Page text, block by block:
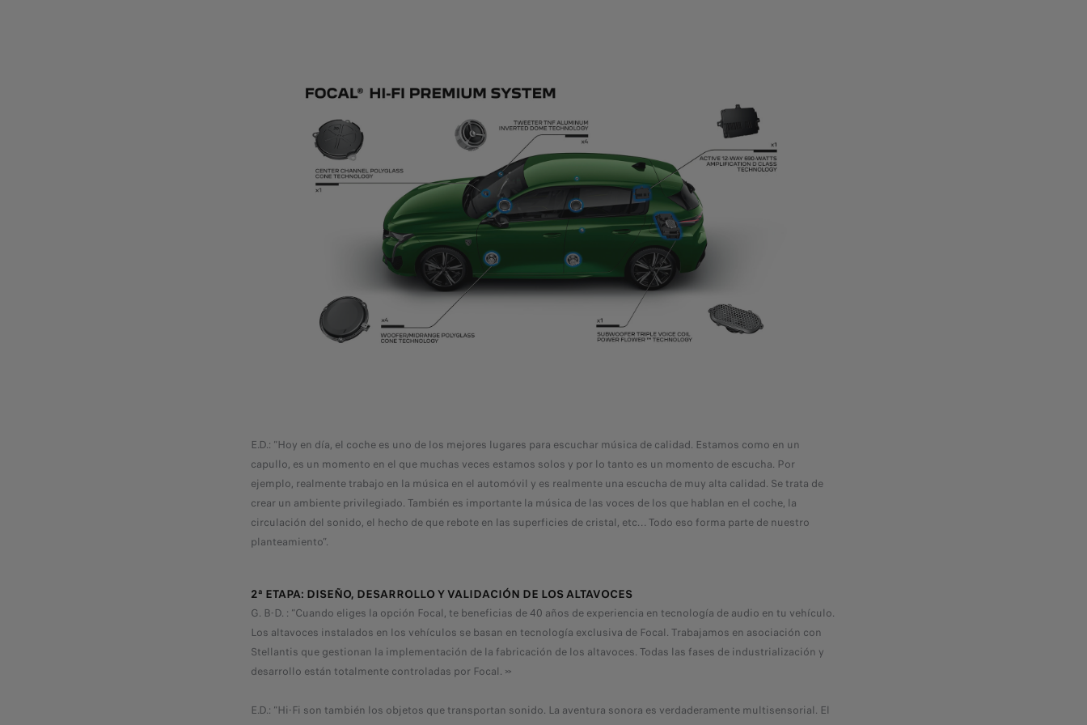
E.D.: “Hoy en día, el coche es uno de los mejores lugares para escuchar música de calidad. Estamos como en un
capullo, es un momento en el que muchas veces estamos solos y por lo tanto es un momento de escucha. Por
ejemplo, realmente trabajo en la música en el automóvil y es realmente una escucha de muy alta calidad. Se trata de
crear un ambiente privilegiado. También es importante la música de las voces de los que hablan en el coche, la
circulación del sonido, el hecho de que rebote en las superficies de cristal, etc… Todo eso forma parte de nuestro
planteamiento”.
2ª ETAPA: DISEÑO, DESARROLLO Y VALIDACIÓN DE LOS ALTAVOCES
G. B-D. : “Cuando eliges la opción Focal, te beneficias de 40 años de experiencia en tecnología de audio en tu vehículo.
Los altavoces instalados en los vehículos se basan en tecnología exclusiva de Focal. Trabajamos en asociación con
Stellantis que gestionan la implementación de la fabricación de los altavoces. Todas las fases de industrialización y
desarrollo están totalmente controladas por Focal. »
E.D.: “Hi-Fi son también los objetos que transportan sonido. La aventura sonora es verdaderamente multisensorial. El